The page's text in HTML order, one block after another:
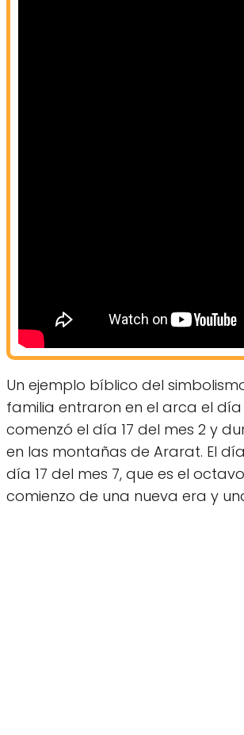
Un ejemplo bíblico del
familia entraron en el arca el día
comenzó el día 17 del mes 2 y
en las montañas de Ararat. El
día 17 del mes 7, que es el
comienzo de una nueva era y